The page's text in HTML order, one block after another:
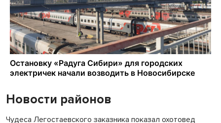
Новости районов
Чудеса Легостаевского заказника показал охотовед